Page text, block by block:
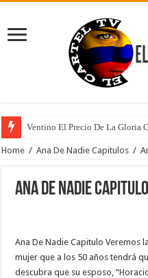
Ventino El Precio De La Gloria
Home / Ana De Nadie Capitulos /
Ana De Nadie
Ana De Nadie Capitulo Veremos
mujer que a los 50 años tendrá
descubra que su esposo,